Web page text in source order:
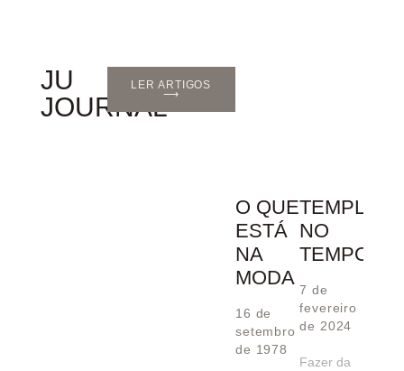
JU
JOURNAL
LER ARTIGOS
⟶
O QUE
ESTÁ
NA
MODA
16 de
setembro
de 1978
TEMPLO
NO
TEMPO
7 de
fevereiro
de 2024
Fazer da